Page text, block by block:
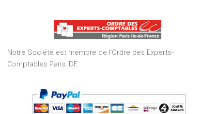
of
5
Notre Société est membre de l’Ordre des Experts-
Comptables Paris IDF.